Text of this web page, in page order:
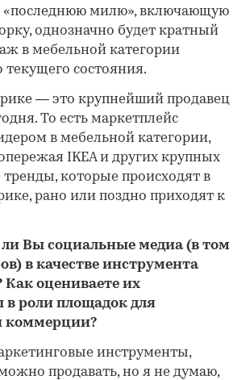
«последнюю милю», включающую
однозначно будет кратный
в мебельной категории
текущего состояния.
— это крупнейший продавец
То есть маркетплейс
в мебельной категории,
IKEA и других крупных
тренды, которые происходят в
рано или поздно приходят к
ли Вы социальные медиа (в том
в качестве инструмента
Как оцениваете их
в роли площадок для
коммерции?
инструменты,
продавать, но я не думаю,